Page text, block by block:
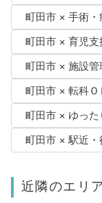
町田市 × 手術
町田市 × 育児支
町田市 × 施設管
町田市 × 転科Ｏ
町田市 × ゆった
町田市 × 駅近・
近隣のエリ